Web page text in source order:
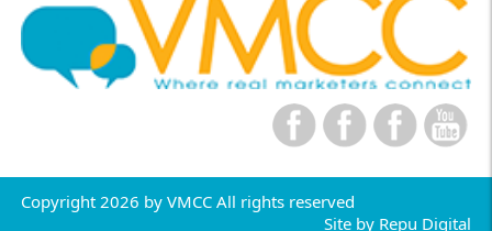
Copyright 2026 by VMCC All rights reserved
Site by Repu Digital